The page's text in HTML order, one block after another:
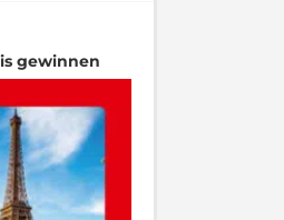
gewinnen